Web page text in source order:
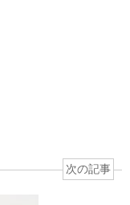
次の記事